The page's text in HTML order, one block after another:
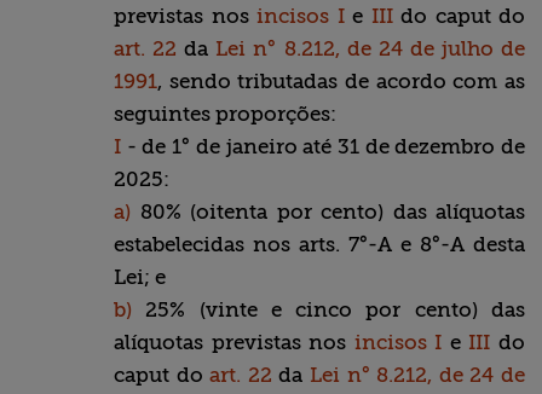
previstas nos incisos Ie IIIdo caput do
art. 22 da Lei n° 8.212, de 24 de julho de
1991, sendo tributadas de acordo com as
seguintes proporções:
I - de 1° de janeiro até 31 de dezembro de
2025:
a) 80% (oitenta por cento) das alíquotas
estabelecidas nos arts. 7°-A e 8°-A desta
Lei; e
b) 25% (vinte e cinco por cento) das
alíquotas previstas nos incisos I e III do
caput doart. 22 da Lei n° 8.212, de 24 de